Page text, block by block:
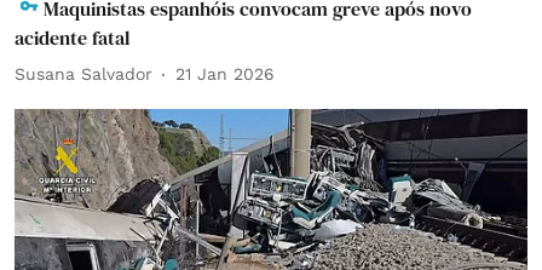
Maquinistas espanhóis convocam greve após novo
acidente fatal
Susana Salvador 21 Jan 2026